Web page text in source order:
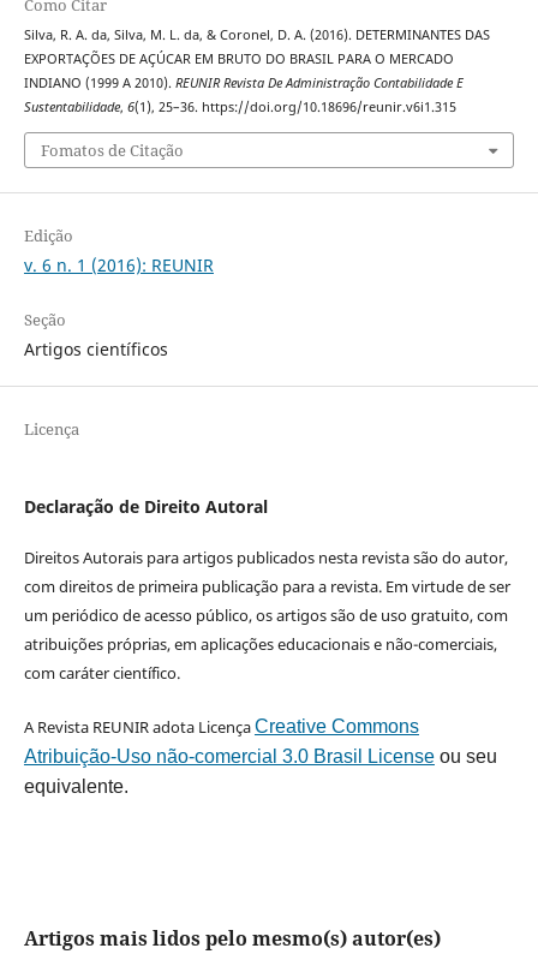
Como Citar
Silva, R. A. da, Silva, M. L. da, & Coronel, D. A. (2016). DETERMINANTES DAS
EXPORTAÇÕES DE AÇÚCAR EM BRUTO DO BRASIL PARA O MERCADO
INDIANO (1999 A 2010). REUNIR Revista De Administração Contabilidade E
Sustentabilidade, 6(1), 25–36. https://doi.org/10.18696/reunir.v6i1.315
Fomatos de Citação
Edição
v. 6 n. 1 (2016): REUNIR
Seção
Artigos científicos
Licença
Declaração de Direito Autoral
Direitos Autorais para artigos publicados nesta revista são do autor,
com direitos de primeira publicação para a revista. Em virtude de ser
um periódico de acesso público, os artigos são de uso gratuito, com
atribuições próprias, em aplicações educacionais e não-comerciais,
com caráter científico.
A Revista REUNIR adota LicençaCreative Commons
Atribuição-Uso não-comercial 3.0 Brasil Licenseou seu
equivalente.
Artigos mais lidos pelo mesmo(s) autor(es)